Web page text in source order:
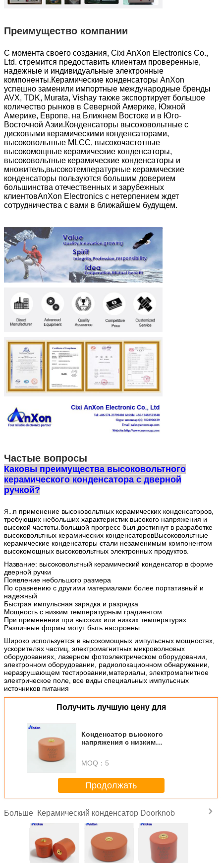
Преимущество компании
С момента своего создания, Cixi AnXon Electronics Co.,
Ltd. стремится предоставить клиентам проверенные,
надежные и индивидуальные электронные
компоненты.Керамические конденсаторы AnXon
успешно заменили импортные международные бренды
AVX, TDK, Murata, Vishay также экспортирует большое
количество рынков в Северной Америке, Южной
Америке, Европе, на Ближнем Востоке и в Юго-
Восточной Азии.Конденсаторы высоковольтные с
дисковыми керамическими конденсаторами,
высоковольтные MLCC, высокочастотные
высокомощные керамические конденсаторы,
высоковольтные керамические конденсаторы и
множитель,высокотемпературные керамические
конденсаторы пользуются большим доверием
большинства отечественных и зарубежных
клиентовAnXon Electronics с нетерпением ждет
сотрудничества с вами в ближайшем будущем.
Частые вопросы
Каковы преимущества высоковольтного
керамического конденсатора с дверной
ручкой?
Я...n применение высоковольтных керамических конденсаторов,
требующих небольших характеристик высокого напряжения и
высокой частоты.большой прогресс был достигнут в разработке
высоковольтных керамических конденсаторовВысоковольтные
керамические конденсаторы стали незаменимым компонентом
высокомощных высоковольтных электронных продуктов.
Название: высоковольтный керамический конденсатор в форме
дверной ручки
Появление небольшого размера
По сравнению с другими материалами более портативный и
надежный
Быстрая импульсная зарядка и разрядка
Мощность с низким температурным градиентом
При применении при высоких или низких температурах
Различные формы могут быть настроены
Широко используется в высокомощных импульсных мощностях,
ускорителях частиц, электромагнитных микроволновых
оборудованиях, лазерном фотоэлектрическом оборудовании,
электронном оборудовании, радиолокационном обнаружении,
неразрушающем тестировании,материалы, электромагнитное
электрическое поле, все виды специальных импульсных
источников питания
Получить лучшую цену для
Конденсатор высокого
напряжения с низким
AXCT8GE40222KAD1B
MOQ： 5
Продолжать
Больше Керамический конденсатор Doorknob